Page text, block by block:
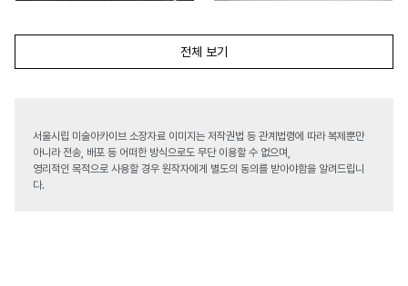
전체 보기
서울시립 미술아카이브 소장자료 이미지는 저작권법 등 관계법령에 따라 복제뿐만
아니라 전송, 배포 등 어떠한 방식으로도 무단 이용할 수 없으며,
영리적인 목적으로 사용할 경우 원작자에게 별도의 동의를 받아야함을 알려드립니
다.